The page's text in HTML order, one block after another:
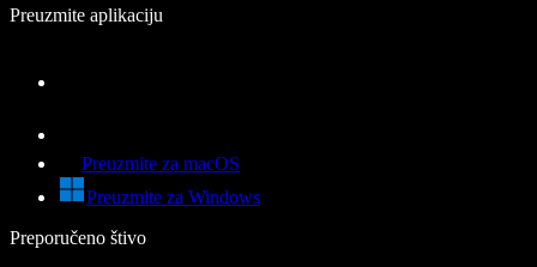
Preuzmite aplikaciju
Preuzmite za macOS
Preuzmite za Windows
Preporučeno štivo